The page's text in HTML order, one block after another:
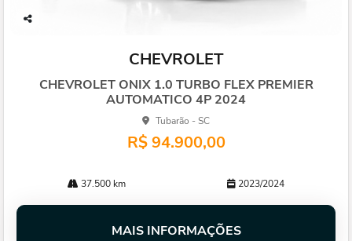
CHEVROLET
CHEVROLET ONIX 1.0 TURBO FLEX PREMIER
AUTOMATICO 4P 2024
Tubarão - SC
R$ 94.900,00
37.500 km 2023/2024
MAIS INFORMAÇÕES